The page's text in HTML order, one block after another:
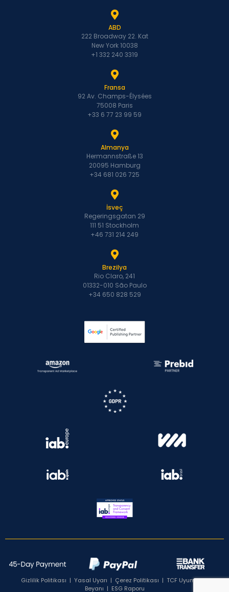
ABD
222 Broadway 22. Kat
New York 10038
+1 332 240 3319
Fransa
92 Av. Champs-Élysées
75008 Paris
+33 6 77 23 99 59
Almanya
Hermannstraße 13
20095 Hamburg
+34 681 026 725
İsveç
Regeringsgatan 29
111 51 Stockholm
+46 731 214 249
Brezilya
Rio Claro, 241
01332-010 São Paulo
+34 650 828 529
Gizlilik Politikası | Yasal Uyarı | Çerez Politikası | TCF Uyumluluk
Beyanı | ESG Raporu